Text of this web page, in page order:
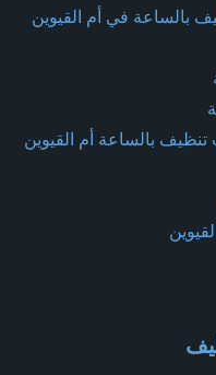
بالساعة في أم القيوين
تنظيف بالساعة أم القيوين